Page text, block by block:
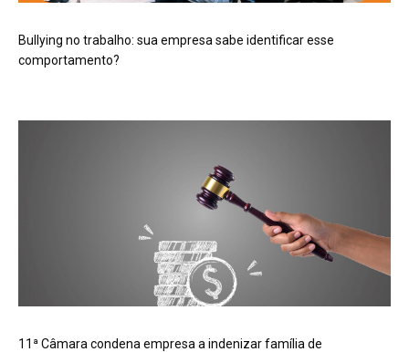
Bullying no trabalho: sua empresa sabe identificar esse
comportamento?
11ª Câmara condena empresa a indenizar família de